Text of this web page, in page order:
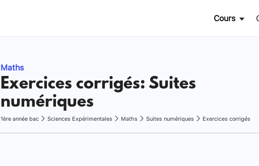
Cours
Maths
Exercices corrigés: Suites
numériques
1ère année bac Sciences Expérimentales Maths Suites numériques Exercices corrigés